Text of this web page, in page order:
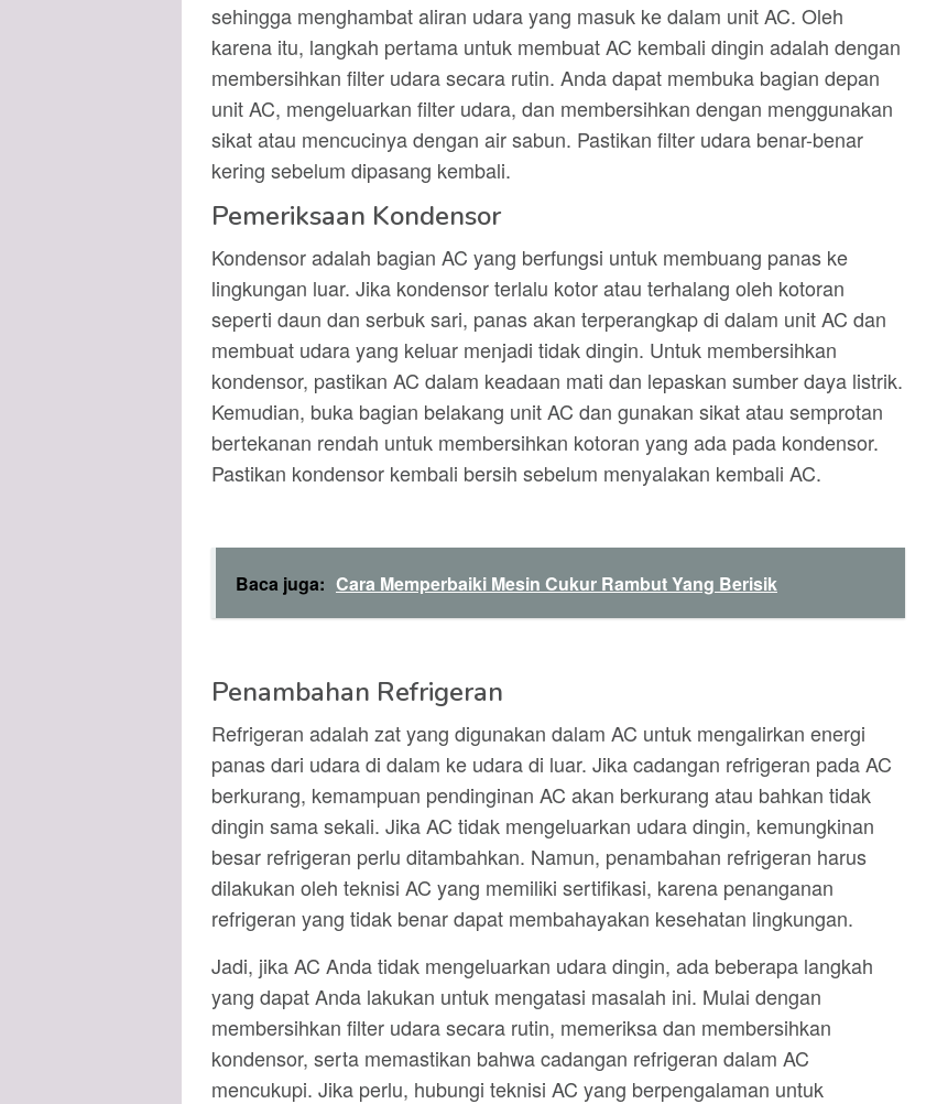
sehingga menghambat aliran udara yang masuk ke dalam unit AC. Oleh
karena itu, langkah pertama untuk membuat AC kembali dingin adalah dengan
membersihkan filter udara secara rutin. Anda dapat membuka bagian depan
unit AC, mengeluarkan filter udara, dan membersihkan dengan menggunakan
sikat atau mencucinya dengan air sabun. Pastikan filter udara benar-benar
kering sebelum dipasang kembali.
Pemeriksaan Kondensor
Kondensor adalah bagian AC yang berfungsi untuk membuang panas ke
lingkungan luar. Jika kondensor terlalu kotor atau terhalang oleh kotoran
seperti daun dan serbuk sari, panas akan terperangkap di dalam unit AC dan
membuat udara yang keluar menjadi tidak dingin. Untuk membersihkan
kondensor, pastikan AC dalam keadaan mati dan lepaskan sumber daya listrik.
Kemudian, buka bagian belakang unit AC dan gunakan sikat atau semprotan
bertekanan rendah untuk membersihkan kotoran yang ada pada kondensor.
Pastikan kondensor kembali bersih sebelum menyalakan kembali AC.
Baca juga: Cara Memperbaiki Mesin Cukur Rambut Yang Berisik
Penambahan Refrigeran
Refrigeran adalah zat yang digunakan dalam AC untuk mengalirkan energi
panas dari udara di dalam ke udara di luar. Jika cadangan refrigeran pada AC
berkurang, kemampuan pendinginan AC akan berkurang atau bahkan tidak
dingin sama sekali. Jika AC tidak mengeluarkan udara dingin, kemungkinan
besar refrigeran perlu ditambahkan. Namun, penambahan refrigeran harus
dilakukan oleh teknisi AC yang memiliki sertifikasi, karena penanganan
refrigeran yang tidak benar dapat membahayakan kesehatan lingkungan.
Jadi, jika AC Anda tidak mengeluarkan udara dingin, ada beberapa langkah
yang dapat Anda lakukan untuk mengatasi masalah ini. Mulai dengan
membersihkan filter udara secara rutin, memeriksa dan membersihkan
kondensor, serta memastikan bahwa cadangan refrigeran dalam AC
mencukupi. Jika perlu, hubungi teknisi AC yang berpengalaman untuk